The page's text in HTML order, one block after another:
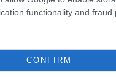
functionality and
CONFIRM